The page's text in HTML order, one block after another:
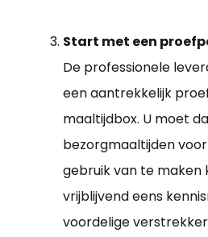
Start met een
De professionele
een aantrekkelijk
maaltijdbox. U moet
bezorgmaaltijden
gebruik van te maken
vrijblijvend eens
voordelige